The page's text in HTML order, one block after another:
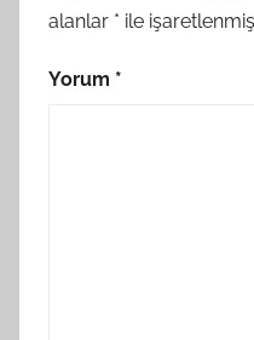
alanlar * ile
Yorum *